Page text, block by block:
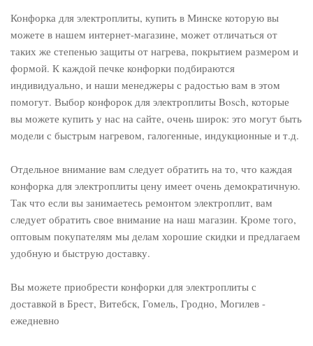
Конфорка для электроплиты, купить в Минске которую вы
можете в нашем интернет-магазине, может отличаться от
таких же степенью защиты от нагрева, покрытием размером и
формой. К каждой печке конфорки подбираются
индивидуально, и наши менеджеры с радостью вам в этом
помогут. Выбор конфорок для электроплиты Bosch, которые
вы можете купить у нас на сайте, очень широк: это могут быть
модели с быстрым нагревом, галогенные, индукционные и т.д.
Отдельное внимание вам следует обратить на то, что каждая
конфорка для электроплиты цену имеет очень демократичную.
Так что если вы занимаетесь ремонтом электроплит, вам
следует обратить свое внимание на наш магазин. Кроме того,
оптовым покупателям мы делам хорошие скидки и предлагаем
удобную и быструю доставку.
Вы можете приобрести конфорки для электроплиты с
доставкой в Брест, Витебск, Гомель, Гродно, Могилев -
ежедневно